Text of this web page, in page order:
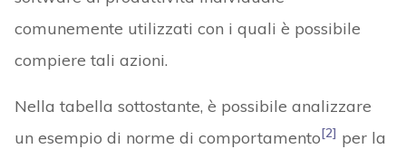
comunemente utilizzati con i quali è possibile
compiere tali azioni.
Nella tabella sottostante, è possibile analizzare
un esempio di norme di comportamento[2] per la